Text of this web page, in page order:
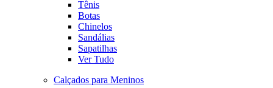
Tênis
Botas
Chinelos
Sandálias
Sapatilhas
Ver Tudo
Calçados para Meninos